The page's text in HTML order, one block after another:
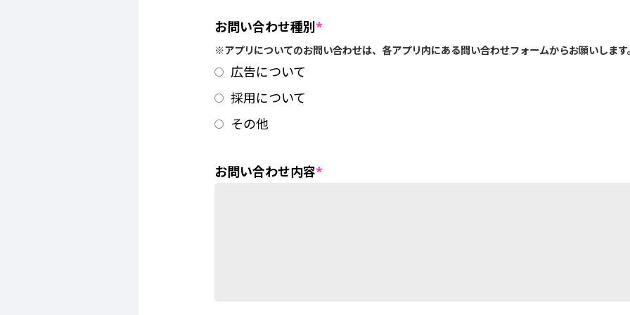
お問い合わせ種別*
※アプリについてのお問い合わせは、各アプリ内にある問い合わせフォームからお願いします
広告について
採用について
その他
お問い合わせ内容*